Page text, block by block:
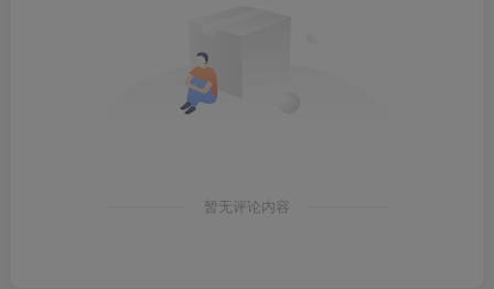
暂无评论内容